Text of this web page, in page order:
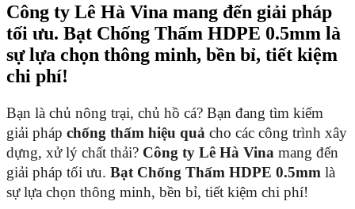
Công ty Lê Hà Vina mang đến giải pháp
tối ưu. Bạt Chống Thấm HDPE 0.5mm là
sự lựa chọn thông minh, bền bỉ, tiết kiệm
chi phí!
Bạn là chủ nông trại, chủ hồ cá? Bạn đang tìm kiếm
giải pháp chống thấm hiệu quả cho các công trình xây
dựng, xử lý chất thải? Công ty Lê Hà Vina mang đến
giải pháp tối ưu. Bạt Chống Thấm HDPE 0.5mm là
sự lựa chọn thông minh, bền bỉ, tiết kiệm chi phí!